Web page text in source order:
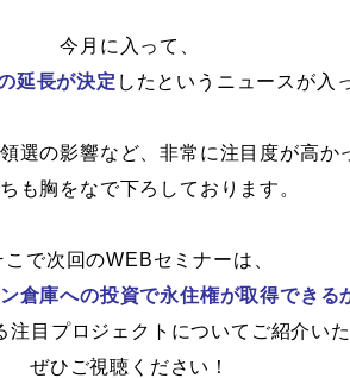
今月に入って、
延長が決定 したというニュースが入
選の影響など、非常に注目度が高か
も胸をなで下ろしております。
こで次回のWEBセミナーは、
倉庫への投資で永住権が取得できる
目プロジェクトについてご紹介いた
ぜひご視聴ください！